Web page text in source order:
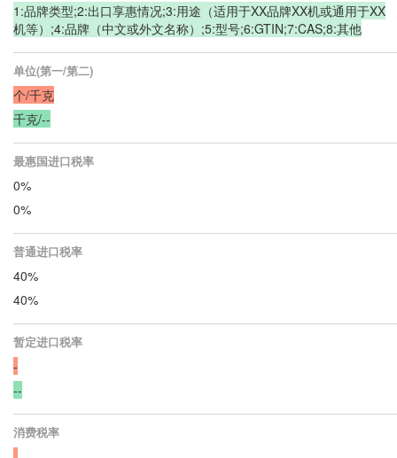
1:品牌类型;2:出口享惠情况;3:用途（适用于XX品牌XX机或通用于XX
机等）;4:品牌（中文或外文名称）;5:型号;6:GTIN;7:CAS;8:其他
单位(第一/第二)
个/千克
千克/--
最惠国进口税率
0%
0%
普通进口税率
40%
40%
暂定进口税率
-
--
消费税率